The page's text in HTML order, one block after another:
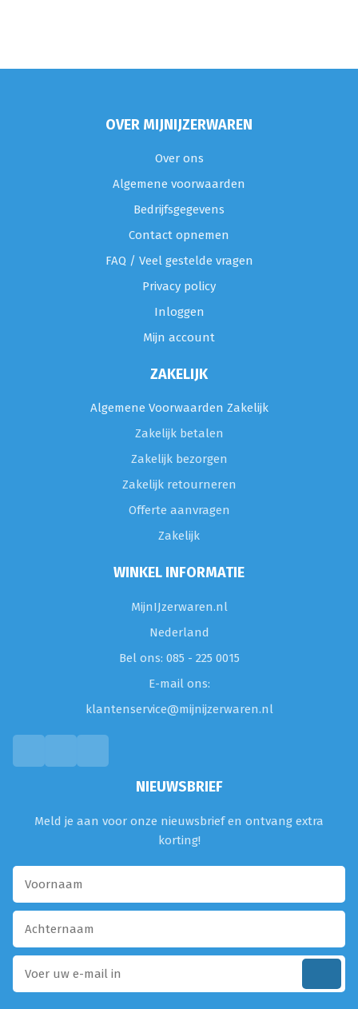
OVER MIJNIJZERWAREN
Over ons
Algemene voorwaarden
Bedrijfsgegevens
Contact opnemen
FAQ / Veel gestelde vragen
Privacy policy
Inloggen
Mijn account
ZAKELIJK
Algemene Voorwaarden Zakelijk
Zakelijk betalen
Zakelijk bezorgen
Zakelijk retourneren
Offerte aanvragen
Zakelijk
WINKEL INFORMATIE
MijnIJzerwaren.nl
Nederland
Bel ons: 085 - 225 0015
E-mail ons:
klantenservice@mijnijzerwaren.nl
NIEUWSBRIEF
Meld je aan voor onze nieuwsbrief en ontvang extra
korting!